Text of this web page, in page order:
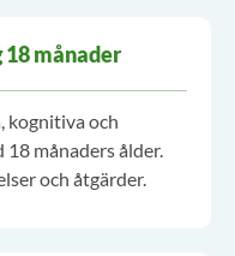
månader
kognitiva och
månaders ålder.
och åtgärder.